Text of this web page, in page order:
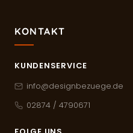
KONTAKT
KUNDENSERVICE
info@designbezuege.de
02874 / 4790671